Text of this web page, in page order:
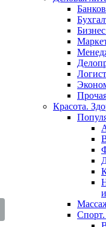
Красота.